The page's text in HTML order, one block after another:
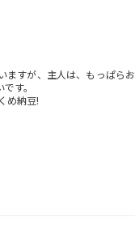
ますが、主人は、もっぱらお
す。
め納豆!